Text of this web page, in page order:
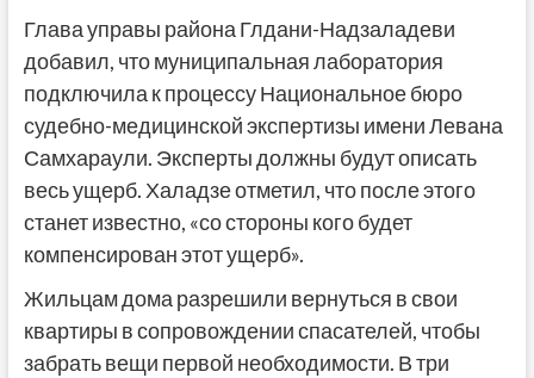
Глава управы района Глдани-Надзаладеви
добавил, что муниципальная лаборатория
подключила к процессу Национальное бюро
судебно-медицинской экспертизы имени Левана
Самхараули. Эксперты должны будут описать
весь ущерб. Халадзе отметил, что после этого
станет известно, «со стороны кого будет
компенсирован этот ущерб».
Жильцам дома разрешили вернуться в свои
квартиры в сопровождении спасателей, чтобы
забрать вещи первой необходимости. В три